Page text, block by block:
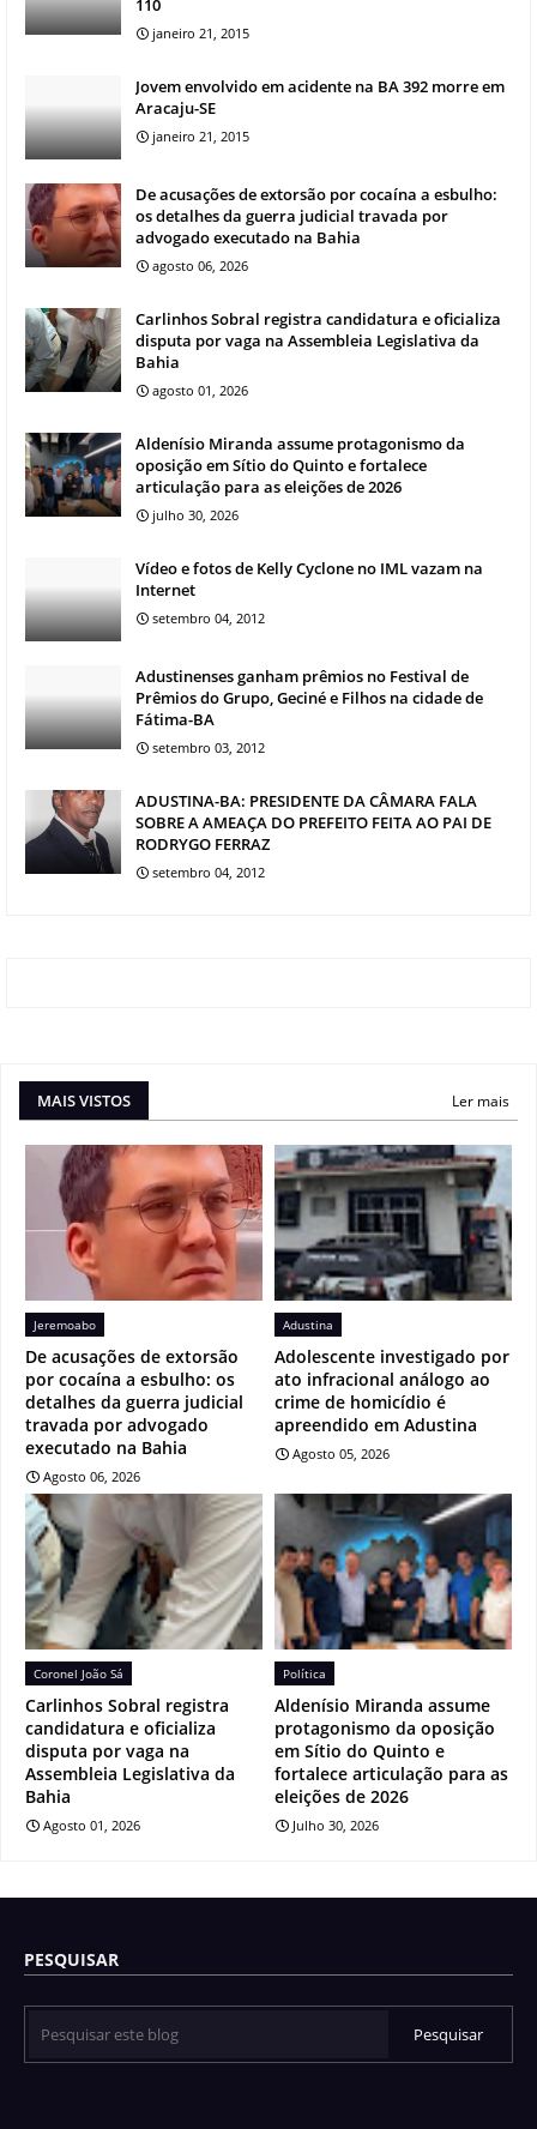
110
janeiro 21, 2015
Jovem envolvido em acidente na BA 392 morre em
Aracaju-SE
janeiro 21, 2015
De acusações de extorsão por cocaína a esbulho:
os detalhes da guerra judicial travada por
advogado executado na Bahia
agosto 06, 2026
Carlinhos Sobral registra candidatura e oficializa
disputa por vaga na Assembleia Legislativa da
Bahia
agosto 01, 2026
Aldenísio Miranda assume protagonismo da
oposição em Sítio do Quinto e fortalece
articulação para as eleições de 2026
julho 30, 2026
Vídeo e fotos de Kelly Cyclone no IML vazam na
Internet
setembro 04, 2012
Adustinenses ganham prêmios no Festival de
Prêmios do Grupo, Geciné e Filhos na cidade de
Fátima-BA
setembro 03, 2012
ADUSTINA-BA: PRESIDENTE DA CÂMARA FALA
SOBRE A AMEAÇA DO PREFEITO FEITA AO PAI DE
RODRYGO FERRAZ
setembro 04, 2012
MAIS VISTOS Ler mais
Jeremoabo
De acusações de extorsão
por cocaína a esbulho: os
detalhes da guerra judicial
travada por advogado
executado na Bahia
Agosto 06, 2026
Adustina
Adolescente investigado por
ato infracional análogo ao
crime de homicídio é
apreendido em Adustina
Agosto 05, 2026
Coronel João Sá
Carlinhos Sobral registra
candidatura e oficializa
disputa por vaga na
Assembleia Legislativa da
Bahia
Agosto 01, 2026
Política
Aldenísio Miranda assume
protagonismo da oposição
em Sítio do Quinto e
fortalece articulação para as
eleições de 2026
Julho 30, 2026
PESQUISAR